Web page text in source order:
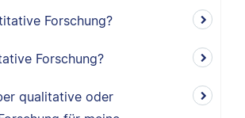
Forschung?
Forschung?
qualitative oder